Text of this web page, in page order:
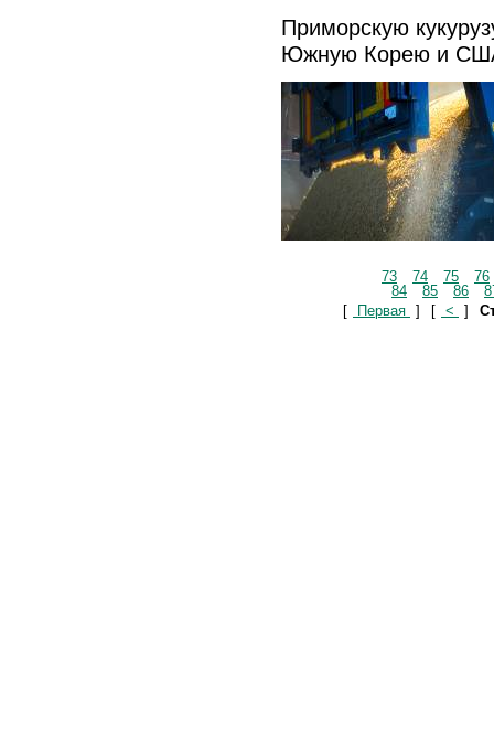
Приморскую
Южную Корею и
73 74 75
76
84
85 86
[
Первая ] [ < ]